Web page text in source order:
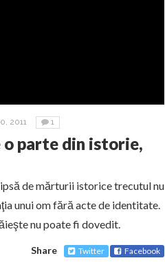
2011 1
o parte din istorie,
de mărturii istorice trecutul nu
unui om fără acte de identitate.
nu poate fi dovedit.
Share Twitter Facebook